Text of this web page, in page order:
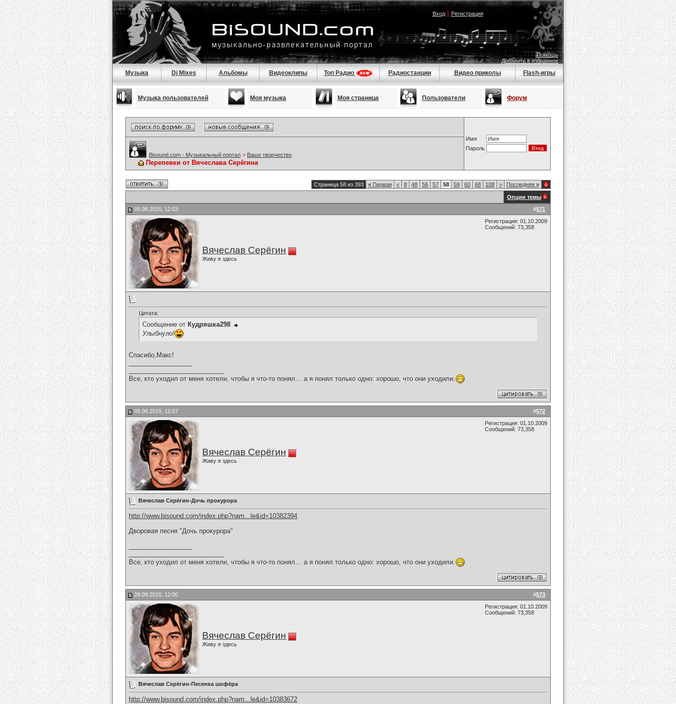
Вход| Регистрация
Помощь
Добавить в избранное
Музыка Dj Mixes Альбомы Видеоклипы Топ Радио Радиостанции Видео приколы Flash-игры
Музыка пользователей Моя музыка Моя страница Пользователи Форум
Имя
Пароль
Bisound.com - Музыкальный портал > Ваше творчество
Перепевки от Вячеслава Серёгина
Страница 58 из 393 « Первая < 8 48 56 57 58 59 60 68 108 > Последняя »
Опции темы
#571
05.08.2015, 12:03
Вячеслав Серёгин
Живу я здесь
Регистрация: 01.10.2009
Сообщений: 73,358
Цитата:
Сообщение от Кудряшка298
Улыбнуло!
Спасибо,Макс!
Все, кто уходил от меня хотели, чтобы я что-то понял… а я понял только одно: хорошо, что они уходили.
#572
05.08.2015, 12:07
Вячеслав Серёгин
Живу я здесь
Регистрация: 01.10.2009
Сообщений: 73,358
Вячеслав Серёгин-Дочь прокурора
http://www.bisound.com/index.php?nam...le&id=10382394
Дворовая песня "Дочь прокурора"
Все, кто уходил от меня хотели, чтобы я что-то понял… а я понял только одно: хорошо, что они уходили.
#573
28.08.2015, 12:00
Вячеслав Серёгин
Живу я здесь
Регистрация: 01.10.2009
Сообщений: 73,358
Вячеслав Серёгин-Песенка шофёра
http://www.bisound.com/index.php?nam...le&id=10383672